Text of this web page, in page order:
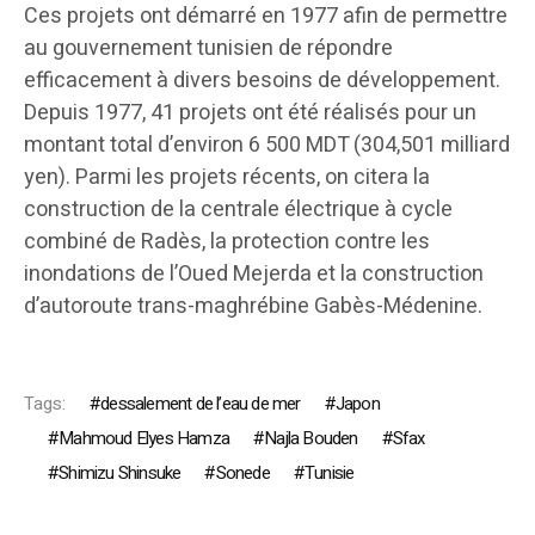
Ces projets ont démarré en 1977 afin de permettre
au gouvernement tunisien de répondre
efficacement à divers besoins de développement.
Depuis 1977, 41 projets ont été réalisés pour un
montant total d’environ 6 500 MDT (304,501 milliard
yen). Parmi les projets récents, on citera la
construction de la centrale électrique à cycle
combiné de Radès, la protection contre les
inondations de l’Oued Mejerda et la construction
d’autoroute trans-maghrébine Gabès-Médenine.
Tags: dessalement de l’eau de mer
Japon
Mahmoud Elyes Hamza
Najla Bouden
Sfax
Shimizu Shinsuke
Sonede Tunisie